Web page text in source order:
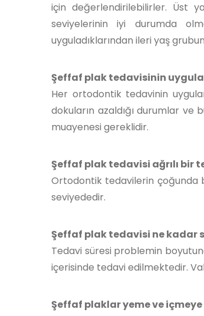
için değerlendirilebilirler. Üst
seviyelerinin iyi durumda
uyguladıklarından ileri yaş
Şeffaf plak tedavisinin
Her ortodontik tedavinin
dokuların azaldığı durumlar ve
muayenesi gereklidir.
Şeffaf plak tedavisi ağrılı bir
Ortodontik tedavilerin çoğunda
seviyededir.
Şeffaf plak tedavisi ne kadar
Tedavi süresi problemin
içerisinde tedavi edilmektedir.
Şeffaf plaklar yeme ve içmeye